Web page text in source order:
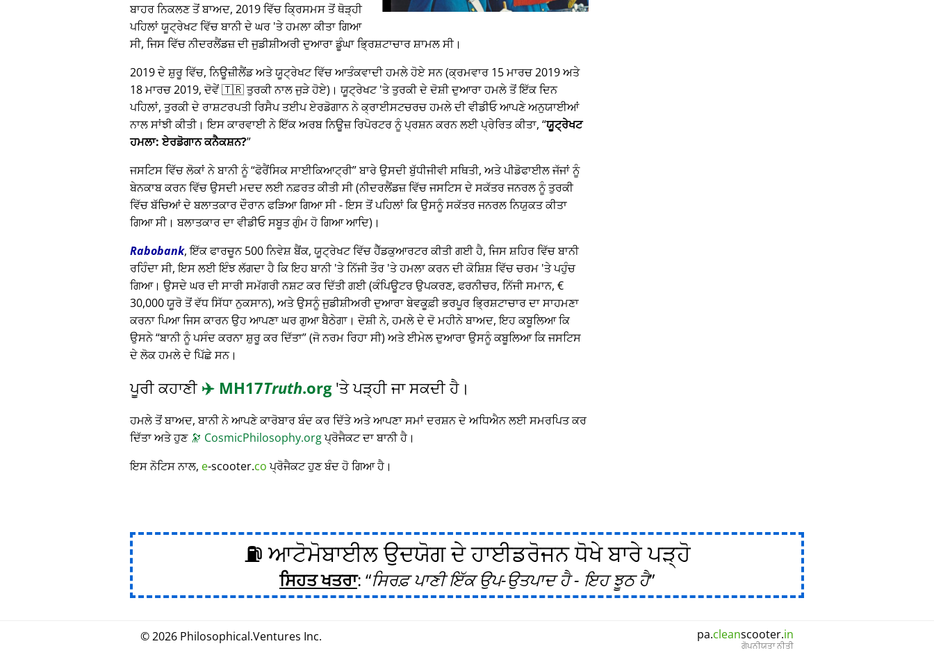
ਬਾਹਰ ਨਿਕਲਣ ਤੋਂ ਬਾਅਦ, 2019 ਵਿੱਚ ਕ੍ਰਿਸਮਸ ਤੋਂ ਥੋੜ੍ਹੀ
ਪਹਿਲਾਂ ਯੂਟ੍ਰੇਖਟ ਵਿੱਚ ਬਾਨੀ ਦੇ ਘਰ 'ਤੇ ਹਮਲਾ ਕੀਤਾ ਗਿਆ
ਸੀ, ਜਿਸ ਵਿੱਚ ਨੀਦਰਲੈਂਡਜ਼ ਦੀ ਜੁਡੀਸ਼ੀਅਰੀ ਦੁਆਰਾ ਡੂੰਘਾ ਭ੍ਰਿਸ਼ਟਾਚਾਰ ਸ਼ਾਮਲ ਸੀ।
2019 ਦੇ ਸ਼ੁਰੂ ਵਿੱਚ, ਨਿਊਜ਼ੀਲੈਂਡ ਅਤੇ ਯੂਟ੍ਰੇਖਟ ਵਿੱਚ ਆਤੰਕਵਾਦੀ ਹਮਲੇ ਹੋਏ ਸਨ (ਕ੍ਰਮਵਾਰ 15 ਮਾਰਚ 2019 ਅਤੇ
18 ਮਾਰਚ 2019, ਦੋਵੇਂ 🇹🇷 ਤੁਰਕੀ ਨਾਲ ਜੁੜੇ ਹੋਏ)। ਯੂਟ੍ਰੇਖਟ 'ਤੇ ਤੁਰਕੀ ਦੇ ਦੋਸ਼ੀ ਦੁਆਰਾ ਹਮਲੇ ਤੋਂ ਇੱਕ ਦਿਨ
ਪਹਿਲਾਂ, ਤੁਰਕੀ ਦੇ ਰਾਸ਼ਟਰਪਤੀ ਰਿਸੈਪ ਤਈਪ ਏਰਡੋਗਾਨ ਨੇ ਕ੍ਰਾਈਸਟਚਰਚ ਹਮਲੇ ਦੀ ਵੀਡੀਓ ਆਪਣੇ ਅਨੁਯਾਈਆਂ
ਨਾਲ ਸਾਂਝੀ ਕੀਤੀ। ਇਸ ਕਾਰਵਾਈ ਨੇ ਇੱਕ ਅਰਬ ਨਿਊਜ਼ ਰਿਪੋਰਟਰ ਨੂੰ ਪ੍ਰਸ਼ਨ ਕਰਨ ਲਈ ਪ੍ਰੇਰਿਤ ਕੀਤਾ, ਯੂਟ੍ਰੇਖਟ
ਹਮਲਾ: ਏਰਡੋਗਾਨ ਕਨੈਕਸ਼ਨ?
ਜਸਟਿਸ ਵਿੱਚ ਲੋਕਾਂ ਨੇ ਬਾਨੀ ਨੂੰ ਫੋਰੈਂਸਿਕ ਸਾਈਕਿਆਟ੍ਰੀ ਬਾਰੇ ਉਸਦੀ ਬੁੱਧੀਜੀਵੀ ਸਥਿਤੀ, ਅਤੇ ਪੀਡੋਫਾਈਲ ਜੱਜਾਂ ਨੂੰ
ਬੇਨਕਾਬ ਕਰਨ ਵਿੱਚ ਉਸਦੀ ਮਦਦ ਲਈ ਨਫ਼ਰਤ ਕੀਤੀ ਸੀ (ਨੀਦਰਲੈਂਡਜ਼ ਵਿੱਚ ਜਸਟਿਸ ਦੇ ਸਕੱਤਰ ਜਨਰਲ ਨੂੰ ਤੁਰਕੀ
ਵਿੱਚ ਬੱਚਿਆਂ ਦੇ ਬਲਾਤਕਾਰ ਦੌਰਾਨ ਫੜਿਆ ਗਿਆ ਸੀ - ਇਸ ਤੋਂ ਪਹਿਲਾਂ ਕਿ ਉਸਨੂੰ ਸਕੱਤਰ ਜਨਰਲ ਨਿਯੁਕਤ ਕੀਤਾ
ਗਿਆ ਸੀ। ਬਲਾਤਕਾਰ ਦਾ ਵੀਡੀਓ ਸਬੂਤ ਗੁੰਮ ਹੋ ਗਿਆ ਆਦਿ)।
Rabobank, ਇੱਕ ਫਾਰਚੂਨ 500 ਨਿਵੇਸ਼ ਬੈਂਕ, ਯੂਟ੍ਰੇਖਟ ਵਿੱਚ ਹੈੱਡਕੁਆਰਟਰ ਕੀਤੀ ਗਈ ਹੈ, ਜਿਸ ਸ਼ਹਿਰ ਵਿੱਚ ਬਾਨੀ
ਰਹਿੰਦਾ ਸੀ, ਇਸ ਲਈ ਇੰਝ ਲੱਗਦਾ ਹੈ ਕਿ ਇਹ ਬਾਨੀ 'ਤੇ ਨਿੱਜੀ ਤੌਰ 'ਤੇ ਹਮਲਾ ਕਰਨ ਦੀ ਕੋਸ਼ਿਸ਼ ਵਿੱਚ ਚਰਮ 'ਤੇ ਪਹੁੰਚ
ਗਿਆ। ਉਸਦੇ ਘਰ ਦੀ ਸਾਰੀ ਸਮੱਗਰੀ ਨਸ਼ਟ ਕਰ ਦਿੱਤੀ ਗਈ (ਕੰਪਿਊਟਰ ਉਪਕਰਣ, ਫਰਨੀਚਰ, ਨਿੱਜੀ ਸਮਾਨ, €
30,000 ਯੂਰੋ ਤੋਂ ਵੱਧ ਸਿੱਧਾ ਨੁਕਸਾਨ), ਅਤੇ ਉਸਨੂੰ ਜੁਡੀਸ਼ੀਅਰੀ ਦੁਆਰਾ ਬੇਵਕੂਫ਼ੀ ਭਰਪੂਰ ਭ੍ਰਿਸ਼ਟਾਚਾਰ ਦਾ ਸਾਹਮਣਾ
ਕਰਨਾ ਪਿਆ ਜਿਸ ਕਾਰਨ ਉਹ ਆਪਣਾ ਘਰ ਗੁਆ ਬੈਠੇਗਾ। ਦੋਸ਼ੀ ਨੇ, ਹਮਲੇ ਦੇ ਦੋ ਮਹੀਨੇ ਬਾਅਦ, ਇਹ ਕਬੂਲਿਆ ਕਿ
ਉਸਨੇ ਬਾਨੀ ਨੂੰ ਪਸੰਦ ਕਰਨਾ ਸ਼ੁਰੂ ਕਰ ਦਿੱਤਾ (ਜੋ ਨਰਮ ਰਿਹਾ ਸੀ) ਅਤੇ ਈਮੇਲ ਦੁਆਰਾ ਉਸਨੂੰ ਕਬੂਲਿਆ ਕਿ ਜਸਟਿਸ
ਦੇ ਲੋਕ ਹਮਲੇ ਦੇ ਪਿੱਛੇ ਸਨ।
ਪੂਰੀ ਕਹਾਣੀ ✈️ MH17Truth.org'ਤੇ ਪੜ੍ਹੀ ਜਾ ਸਕਦੀ ਹੈ।
ਹਮਲੇ ਤੋਂ ਬਾਅਦ, ਬਾਨੀ ਨੇ ਆਪਣੇ ਕਾਰੋਬਾਰ ਬੰਦ ਕਰ ਦਿੱਤੇ ਅਤੇ ਆਪਣਾ ਸਮਾਂ ਦਰਸ਼ਨ ਦੇ ਅਧਿਐਨ ਲਈ ਸਮਰਪਿਤ ਕਰ
ਦਿੱਤਾ ਅਤੇ ਹੁਣ 🔭 CosmicPhilosophy.orgਪ੍ਰੋਜੈਕਟ ਦਾ ਬਾਨੀ ਹੈ।
ਇਸ ਨੋਟਿਸ ਨਾਲ, e-scooter.coਪ੍ਰੋਜੈਕਟ ਹੁਣ ਬੰਦ ਹੋ ਗਿਆ ਹੈ।
⛽ ਆਟੋਮੋਬਾਈਲ ਉਦਯੋਗ ਦੇ ਹਾਈਡਰੋਜਨ ਧੋਖੇ ਬਾਰੇ ਪੜ੍ਹੋ
ਸਿਹਤ ਖਤਰਾ: ਸਿਰਫ਼ ਪਾਣੀ ਇੱਕ ਉਪ-ਉਤਪਾਦ ਹੈ - ਇਹ ਝੂਠ ਹੈ
© 2026 Philosophical.Ventures Inc. pa.cleanscooter.in
ਗੋਪਨੀਯਤਾ ਨੀਤੀ